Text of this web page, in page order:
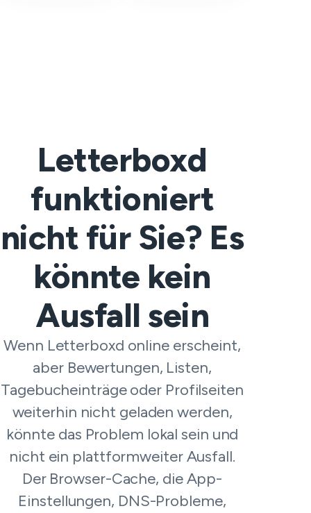
Letterboxd
funktioniert
nicht für Sie? Es
könnte kein
Ausfall sein
Wenn Letterboxd online erscheint,
aber Bewertungen, Listen,
Tagebucheinträge oder Profilseiten
weiterhin nicht geladen werden,
könnte das Problem lokal sein und
nicht ein plattformweiter Ausfall.
Der Browser-Cache, die App-
Einstellungen, DNS-Probleme,